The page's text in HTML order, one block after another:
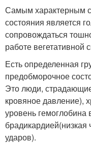
Самым характерным
состояния является
сопровождаться
работе вегетативной
Есть определенная
предобморочное
Это люди,
кровяное давление),
уровень гемоглобина
ударов).